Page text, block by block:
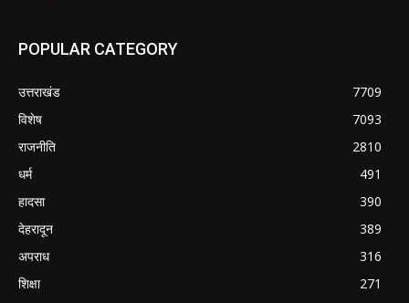
POPULAR CATEGORY
उत्तराखंड
7709
विशेष
7093
राजनीति
2810
धर्म
491
हादसा
390
देहरादून
389
अपराध
316
शिक्षा
271